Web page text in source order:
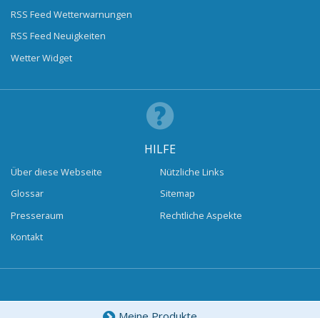
RSS Feed Wetterwarnungen
RSS Feed Neuigkeiten
Wetter Widget
HILFE
Über diese Webseite
Glossar
Presseraum
Kontakt
Nützliche Links
Sitemap
Rechtliche Aspekte